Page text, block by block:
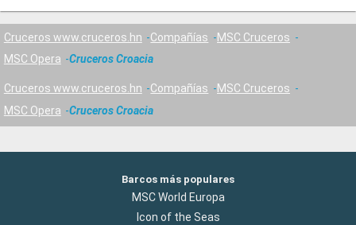
Cruceros www.cruceros.hn Compañías
MSC Cruceros
MSC Opera
Cruceros Croacia
Cruceros www.cruceros.hn Compañías
MSC Cruceros
MSC Opera
Cruceros Croacia
Barcos más populares
MSC World Europa
Icon of the Seas